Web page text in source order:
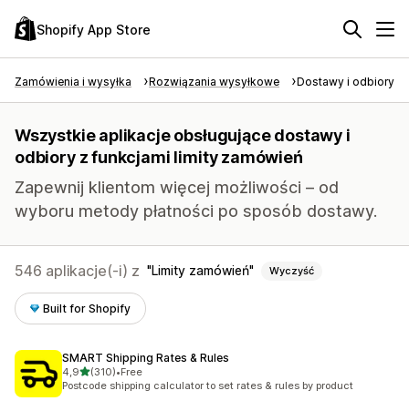
Shopify App Store
Zamówienia i wysyłka Rozwiązania wysyłkowe Dostawy i odbiory
Wszystkie aplikacje obsługujące dostawy i
odbiory z funkcjami limity zamówień
Zapewnij klientom więcej możliwości – od
wyboru metody płatności po sposób dostawy.
546 aplikacje(-i) z Limity zamówień Wyczyść
Built for Shopify
SMART Shipping Rates & Rules
4,9na 5 gwiazdek
(310)
Łączna liczba recenzji: 310
•Free
Postcode shipping calculator to set rates & rules by product